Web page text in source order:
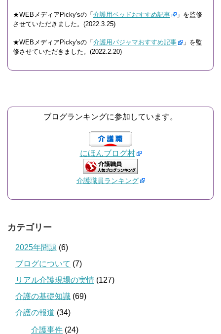
★WEBメディアPicky'sの「 介護用ベッドおすすめ記事
」を監修
させていただきました。(2022.3.25)
★WEBメディアPicky'sの「 介護用パジャマおすすめ記事
」を監
修させていただきました。(2022.2.20)
ブログランキングに参加しています。
にほんブログ村
介護職員ランキング
カテゴリー
2025年問題 (6)
ブログについて (7)
リアル介護現場の実情 (127)
介護の基礎知識 (69)
介護の報道 (34)
介護事件 (24)